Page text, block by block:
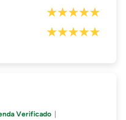
Verificado